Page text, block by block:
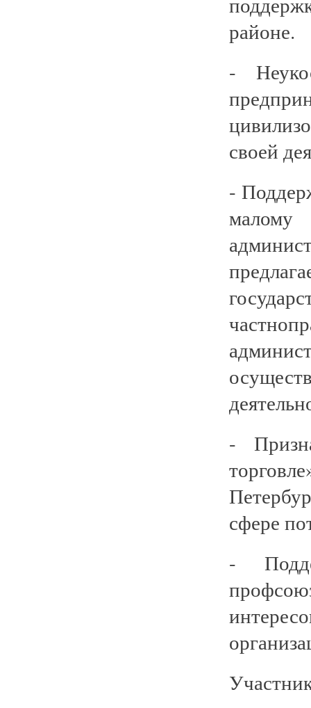
районе.
-
своей
-
малому
-
сфере
-